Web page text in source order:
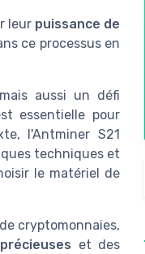
leur puissance de
ce processus en
aussi un défi
essentielle pour
l'Antminer S21
techniques et
le matériel de
cryptomonnaies,
et des